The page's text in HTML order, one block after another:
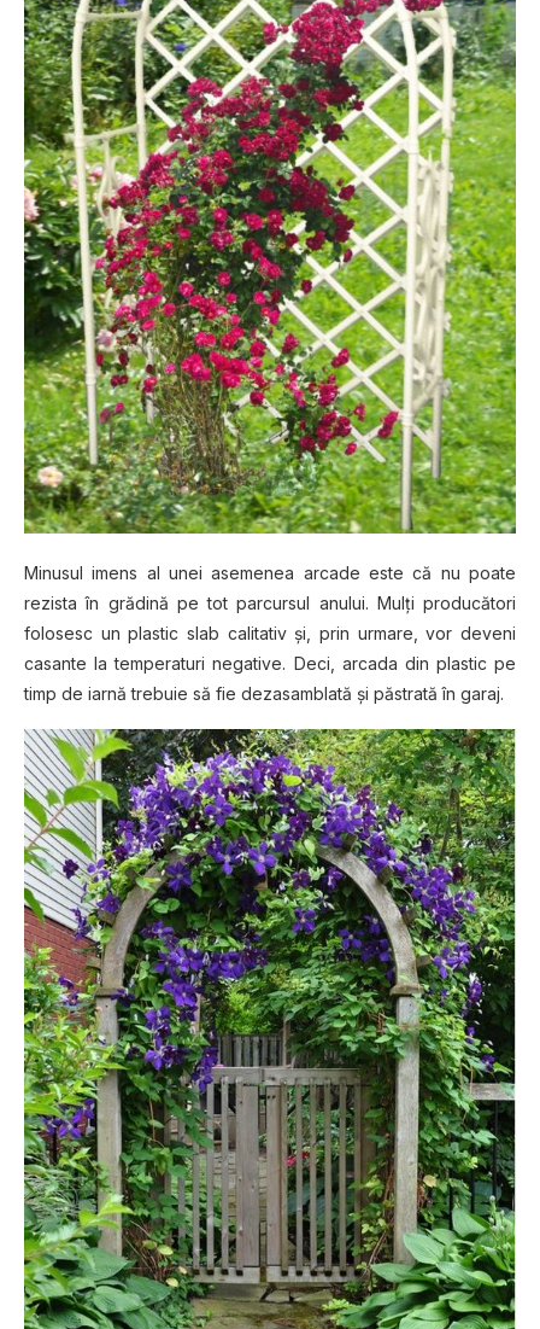
Minusul imens al unei asemenea arcade este că nu poate
rezista în grădină pe tot parcursul anului. Mulţi producători
folosesc un plastic slab calitativ şi, prin urmare, vor deveni
casante la temperaturi negative. Deci, arcada din plastic pe
timp de iarnă trebuie să fie dezasamblată şi păstrată în garaj.